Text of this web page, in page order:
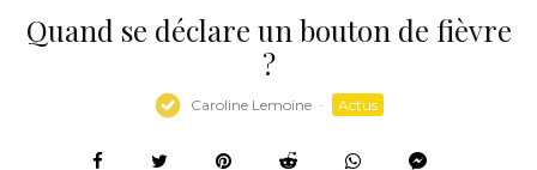
Quand se déclare un bouton de fièvre
?
Caroline Lemoine · Actus